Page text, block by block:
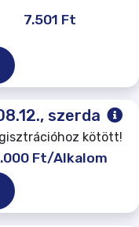
7.501 Ft
szerda
kötött!
Ft/Alkalom